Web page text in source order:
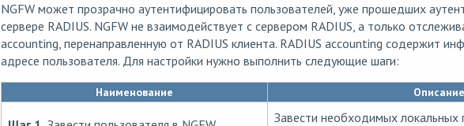
NGFW может прозрачно аутентифицировать пользователей, уже прошедших
сервере RADIUS. NGFW не взаимодействует с сервером RADIUS, а только
accounting, перенаправленную от RADIUS клиента. RADIUS accounting содержит
адресе пользователя. Для настройки нужно выполнить следующие шаги:
Наименование Описание
Завести необходимых локальных